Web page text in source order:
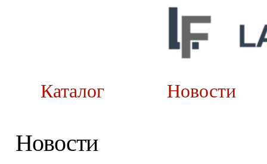
Каталог
Новости